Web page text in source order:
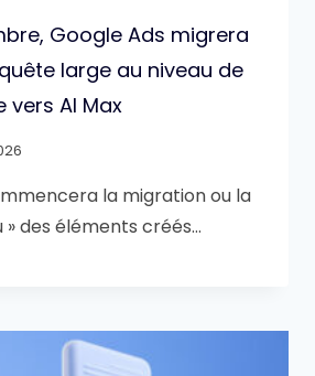
Google Ads migrera
large au niveau de
AI Max
la migration ou la
» des éléments créés…